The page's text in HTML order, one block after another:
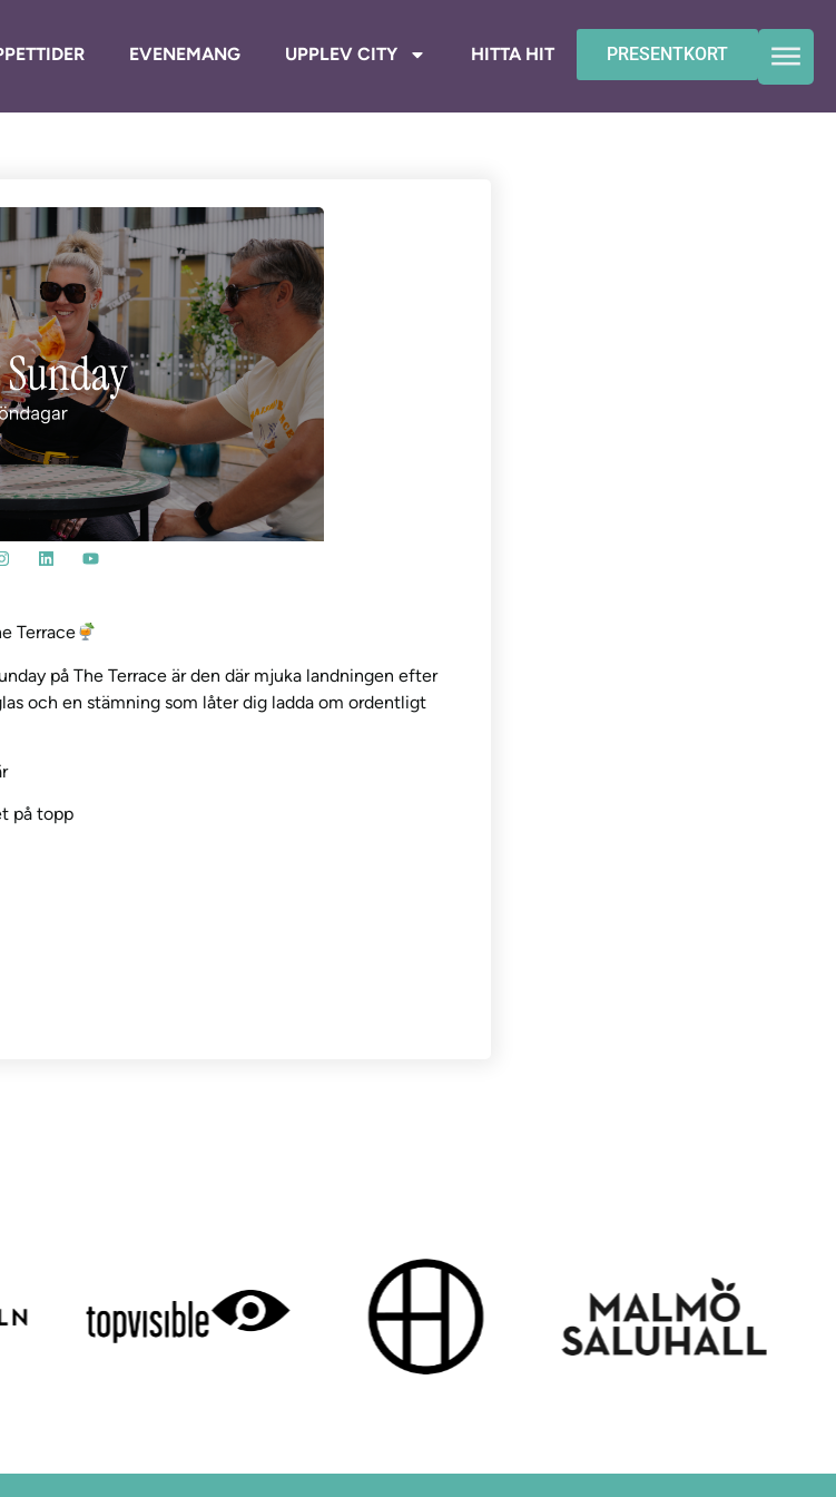
PRESENTKORT
EVENEMANG UPPLEV CITY HITTA HIT
Terrace
på The Terrace är den där mjuka landningen efter
och en stämning som låter dig ladda om ordentligt
på topp